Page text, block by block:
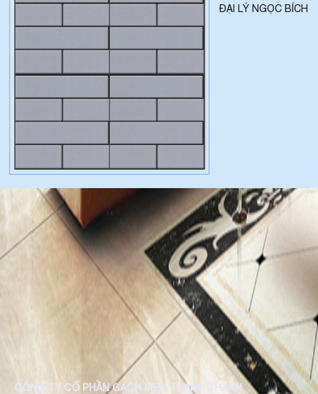
ĐẠI LÝ NGỌC BÍCH
CÔNG TY CỔ PHẦN GẠCH MEN THANH THANH